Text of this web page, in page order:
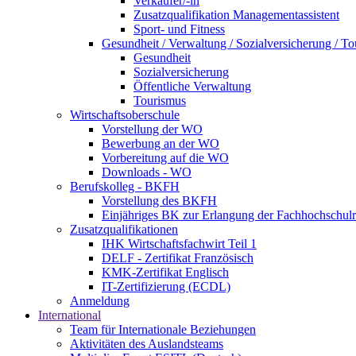
Zusatzqualifikation Managementassistent
Sport- und Fitness
Gesundheit / Verwaltung / Sozialversicherung /
Gesundheit
Sozialversicherung
Öffentliche Verwaltung
Tourismus
Wirtschaftsoberschule
Vorstellung der WO
Bewerbung an der WO
Vorbereitung auf die WO
Downloads - WO
Berufskolleg - BKFH
Vorstellung des BKFH
Einjähriges BK zur Erlangung der
Zusatzqualifikationen
IHK Wirtschaftsfachwirt Teil 1
DELF - Zertifikat Französisch
KMK-Zertifikat Englisch
IT-Zertifizierung (ECDL)
Anmeldung
International
Team für Internationale Beziehungen
Aktivitäten des Auslandsteams